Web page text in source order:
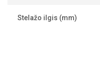
Stelažo ilgis (mm)